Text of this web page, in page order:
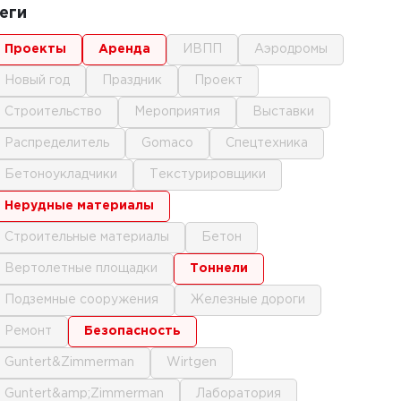
проекты аренда ИВПП аэродромы
новый год праздник проект
строительство мероприятия выставки
распределитель gomaco спецтехника
бетоноукладчики текстурировщики
нерудные материалы
строительные материалы бетон
вертолетные площадки тоннели
подземные сооружения железные дороги
ремонт безопасность
Guntert&Zimmerman Wirtgen
Guntert&amp;Zimmerman лаборатория